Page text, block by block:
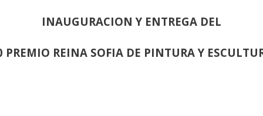
INAUGURACION Y ENTREGA DEL
PREMIO REINA SOFIA DE PINTURA Y